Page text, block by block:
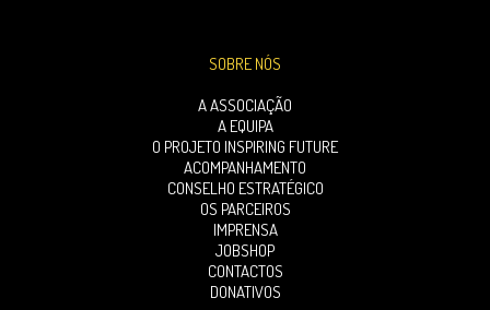
SOBRE NÓS
A ASSOCIAÇÃO
A EQUIPA
O PROJETO INSPIRING FUTURE
ACOMPANHAMENTO
CONSELHO ESTRATÉGICO
OS PARCEIROS
IMPRENSA
JOBSHOP
CONTACTOS
DONATIVOS